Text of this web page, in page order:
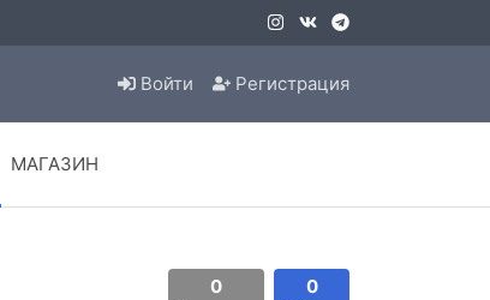
Войти Регистрация
МАГАЗИН
0 0